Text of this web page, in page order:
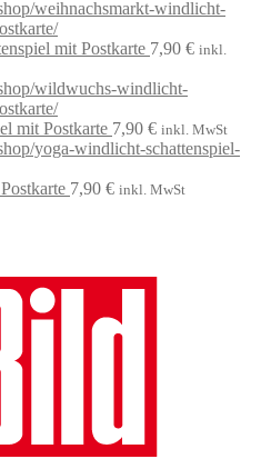
mit Postkarte 7,90 € inkl.
mit Postkarte 7,90 € inkl. MwSt
7,90 € inkl. MwSt